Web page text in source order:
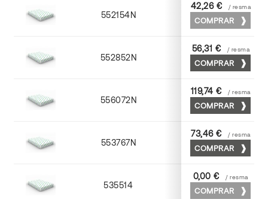
552154N 52 x 70
42,26 € / resma
COMPRAR
552852N 52 x 70
56,31 € / resma
COMPRAR
556072N 70 x 100
119,74 € / resma
COMPRAR
553767N 65 x 90
73,46 € / resma
COMPRAR
535514 72 x 102
0,00 € / resma
COMPRAR